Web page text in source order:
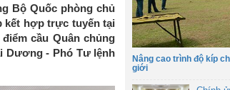
Bộ Quốc phòng chủ
hợp trực tuyến tại
cầu Quân chủng
Dương - Phó Tư lệnh
Nâng cao trình độ kíp
giới